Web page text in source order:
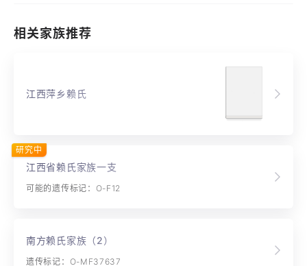
相关家族推荐
江西萍乡赖氏
江西省赖氏家族一支
可能的遗传标记：O-F12
研究中
南方赖氏家族（2）
遗传标记：O-MF37637